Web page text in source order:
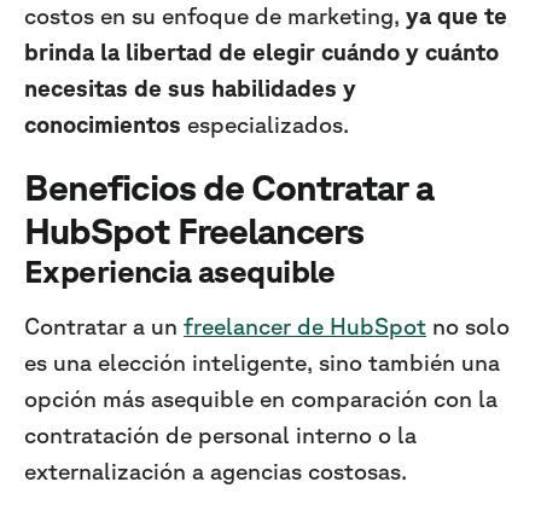
costos en su enfoque de marketing, ya que te
brinda la libertad de elegir cuándo y cuánto
necesitas de sus habilidades y
conocimientos especializados.
Beneficios de Contratar a
HubSpot Freelancers
Experiencia asequible
Contratar a un freelancer de HubSpot no solo
es una elección inteligente, sino también una
opción más asequible en comparación con la
contratación de personal interno o la
externalización a agencias costosas.